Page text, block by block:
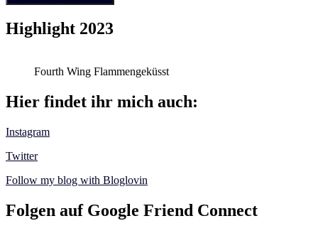
Highlight 2023
Fourth Wing Flammengeküsst
Hier findet ihr mich auch:
Instagram
Twitter
Follow my blog with Bloglovin
Folgen auf Google Friend Connect